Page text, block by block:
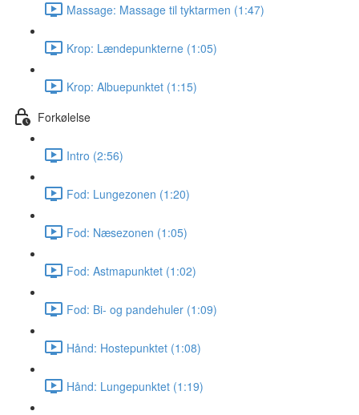
Massage: Massage til tyktarmen (1:47)
Krop: Lændepunkterne (1:05)
Krop: Albuepunktet (1:15)
Forkølelse
Intro (2:56)
Fod: Lungezonen (1:20)
Fod: Næsezonen (1:05)
Fod: Astmapunktet (1:02)
Fod: Bi- og pandehuler (1:09)
Hånd: Hostepunktet (1:08)
Hånd: Lungepunktet (1:19)